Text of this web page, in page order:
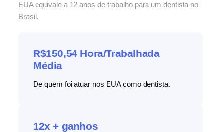
EUA equivale a 12 anos de trabalho para um dentista no
Brasil.
R$150,54 Hora/Trabalhada
Média​
De quem foi atuar nos EUA como dentista.
12x + ganhos​